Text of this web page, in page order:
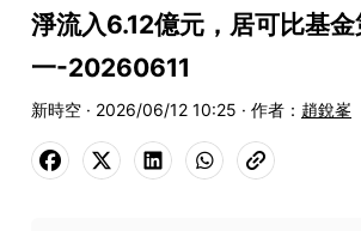
淨流入6.12億元，居可比基金
一-20260611
新時空 · 2026/06/12 10:25 · 作者： 趙銳峯